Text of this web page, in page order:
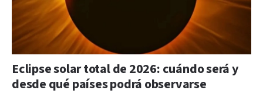
Eclipse solar total de 2026: cuándo será y
desde qué países podrá observarse